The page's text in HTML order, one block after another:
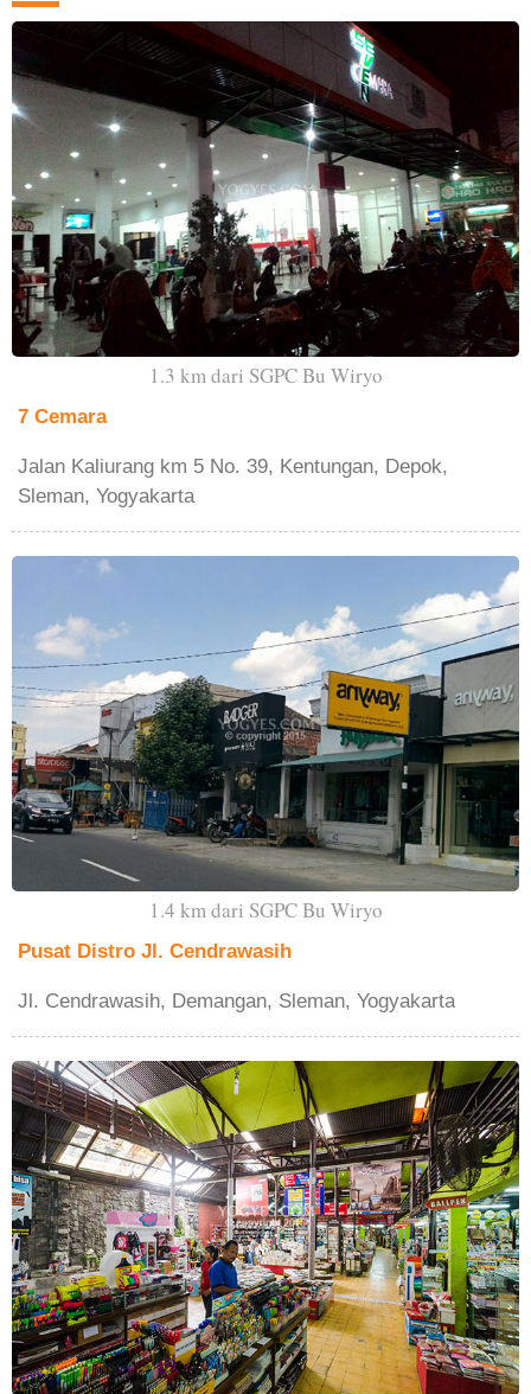
1.3 km dari SGPC Bu Wiryo
7 Cemara
Jalan Kaliurang km 5 No. 39, Kentungan, Depok,
Sleman, Yogyakarta
1.4 km dari SGPC Bu Wiryo
Pusat Distro Jl. Cendrawasih
Jl. Cendrawasih, Demangan, Sleman, Yogyakarta